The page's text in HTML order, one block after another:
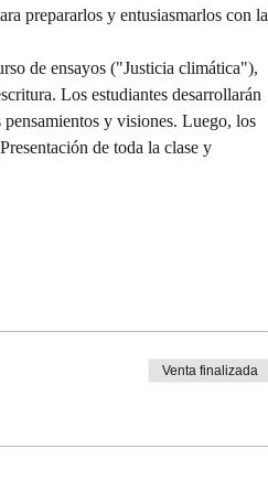
prepararlos y entusiasmarlos con la
de ensayos ("Justicia climática"),
Los estudiantes desarrollarán
pensamientos y visiones. Luego, los
de toda la clase y
Venta finalizada